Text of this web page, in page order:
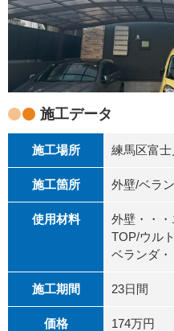
施工データ
施工場所 練馬区富士
施工箇所 外壁/ベラ
使用材料
外壁・・
TOP/ウル
ベランダ
施工期間 23日間
価格 174万円